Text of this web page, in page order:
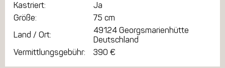
Kastriert:
Ja
Größe:
75 cm
Land / Ort:
49124 Georgsmarienhütte
Deutschland
Vermittlungsgebühr:
390 €